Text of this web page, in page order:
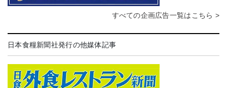
すべての企画広告一覧はこちら >
日本食糧新聞社発行の他媒体記事